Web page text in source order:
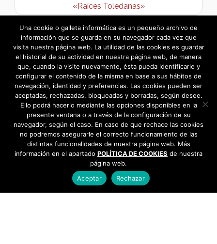
«Raíces Toledanas»
Liquidación Ejercicio 2023 →
Una cookie o galleta informática es un pequeño archivo de
información que se guarda en su navegador cada vez que
visita nuestra página web. La utilidad de las cookies es guardar
el historial de su actividad en nuestra página web, de manera
que, cuando la visite nuevamente, ésta pueda identificarle y
configurar el contenido de la misma en base a sus hábitos de
navegación, identidad y preferencias. Las cookies pueden ser
aceptadas, rechazadas, bloqueadas y borradas, según desee.
Ello podrá hacerlo mediante las opciones disponibles en la
presente ventana o a través de la configuración de su
navegador, según el caso. En caso de que rechace las cookies
no podremos asegurarle el correcto funcionamiento de las
distintas funcionalidades de nuestra página web. Más
información en el apartado POLÍTICA DE COOKIES de nuestra
página web.
Aceptar
Rechazar